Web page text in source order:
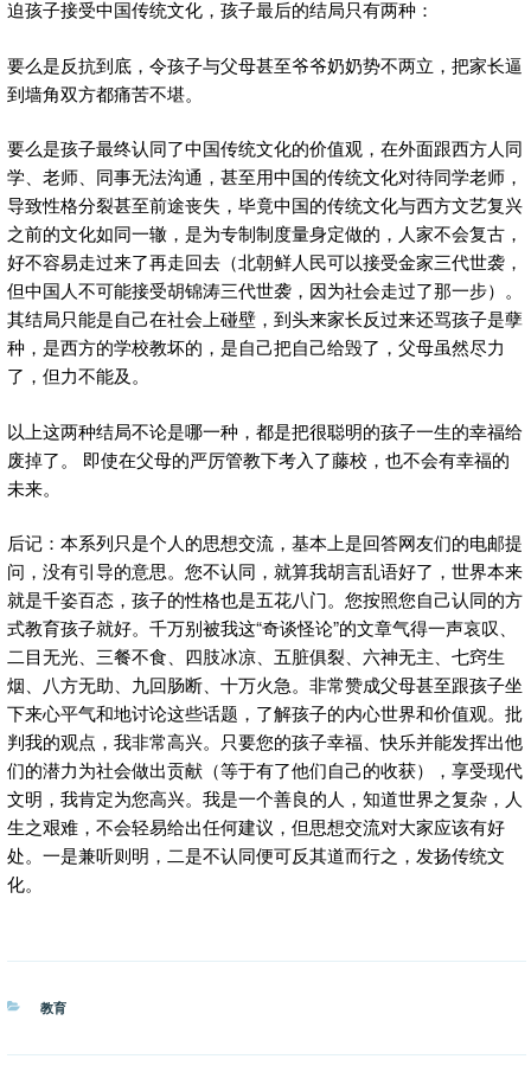
迫孩子接受中国传统文化，孩子最后的结局只有两种：
要么是反抗到底，令孩子与父母甚至爷爷奶奶势不两立，把家长逼
到墙角双方都痛苦不堪。
要么是孩子最终认同了中国传统文化的价值观，在外面跟西方人同
学、老师、同事无法沟通，甚至用中国的传统文化对待同学老师，
导致性格分裂甚至前途丧失，毕竟中国的传统文化与西方文艺复兴
之前的文化如同一辙，是为专制制度量身定做的，人家不会复古，
好不容易走过来了再走回去（北朝鲜人民可以接受金家三代世袭，
但中国人不可能接受胡锦涛三代世袭，因为社会走过了那一步）。
其结局只能是自己在社会上碰壁，到头来家长反过来还骂孩子是孽
种，是西方的学校教坏的，是自己把自己给毁了，父母虽然尽力
了，但力不能及。
以上这两种结局不论是哪一种，都是把很聪明的孩子一生的幸福给
废掉了。 即使在父母的严厉管教下考入了藤校，也不会有幸福的
未来。
后记：本系列只是个人的思想交流，基本上是回答网友们的电邮提
问，没有引导的意思。您不认同，就算我胡言乱语好了，世界本来
就是千姿百态，孩子的性格也是五花八门。您按照您自己认同的方
式教育孩子就好。千万别被我这“奇谈怪论”的文章气得一声哀叹、
二目无光、三餐不食、四肢冰凉、五脏俱裂、六神无主、七窍生
烟、八方无助、九回肠断、十万火急。非常赞成父母甚至跟孩子坐
下来心平气和地讨论这些话题，了解孩子的内心世界和价值观。批
判我的观点，我非常高兴。只要您的孩子幸福、快乐并能发挥出他
们的潜力为社会做出贡献（等于有了他们自己的收获），享受现代
文明，我肯定为您高兴。我是一个善良的人，知道世界之复杂，人
生之艰难，不会轻易给出任何建议，但思想交流对大家应该有好
处。一是兼听则明，二是不认同便可反其道而行之，发扬传统文
化。
分
教育